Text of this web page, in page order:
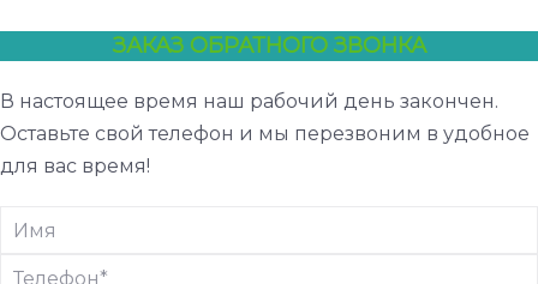
ЗАКАЗ ОБРАТНОГО ЗВОНКА
В настоящее время наш рабочий день закончен.
Оставьте свой телефон и мы перезвоним в удобное
для вас время!